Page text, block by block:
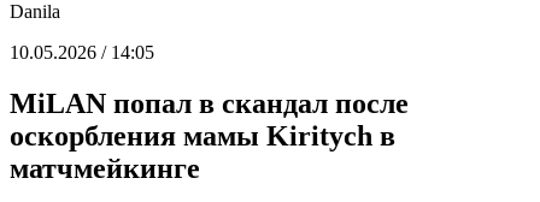
Danila
10.05.2026 / 14:05
MiLAN попал в скандал после
оскорбления мамы Kiritych в
матчмейкинге